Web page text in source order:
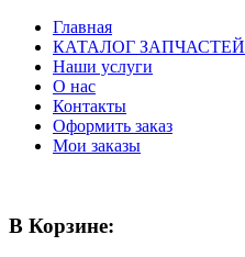
Главная
КАТАЛОГ ЗАПЧАСТЕЙ
Наши услуги
О нас
Контакты
Оформить заказ
Мои заказы
В Корзине: